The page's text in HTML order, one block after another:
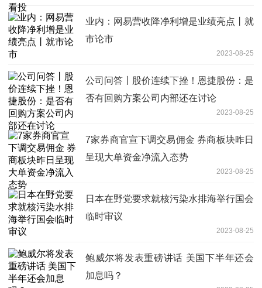
业内：网易营收降净利增是业绩亮点丨就
市论市
2023-08-25
公司问答丨股价连续下挫！恩捷股份：是
否有回购方案公司内部还在讨论
2023-08-25
7家券商官宣下调交易佣金 券商板块昨日
呈现大单资金净流入态势
2023-08-25
日本在野党要求就核污染水排海举行国会
临时审议
2023-08-25
鲍威尔将发表重磅讲话 美国下半年还会
加息吗？